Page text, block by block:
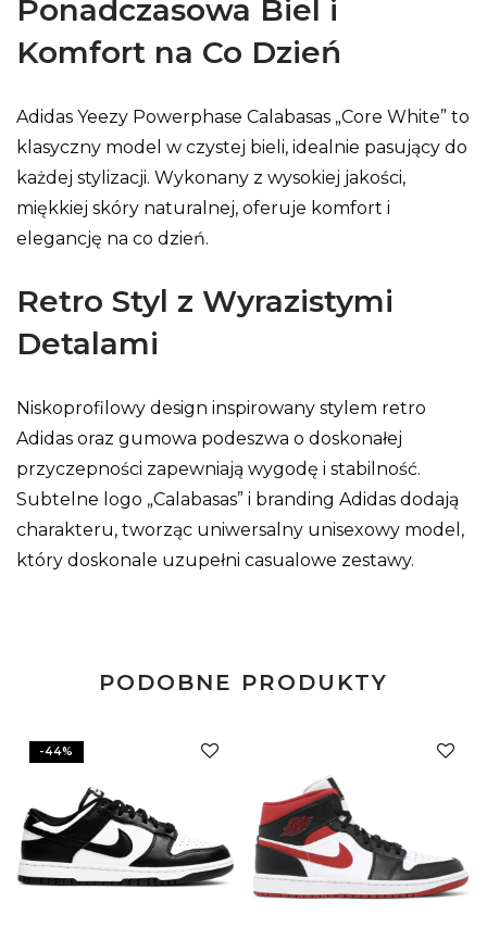
Ponadczasowa Biel i
Komfort na Co Dzień
Adidas Yeezy Powerphase Calabasas „Core White” to
klasyczny model w czystej bieli, idealnie pasujący do
każdej stylizacji. Wykonany z wysokiej jakości,
miękkiej skóry naturalnej, oferuje komfort i
elegancję na co dzień.
Retro Styl z Wyrazistymi
Detalami
Niskoprofilowy design inspirowany stylem retro
Adidas oraz gumowa podeszwa o doskonałej
przyczepności zapewniają wygodę i stabilność.
Subtelne logo „Calabasas” i branding Adidas dodają
charakteru, tworząc uniwersalny unisexowy model,
który doskonale uzupełni casualowe zestawy.
PODOBNE PRODUKTY
-44%